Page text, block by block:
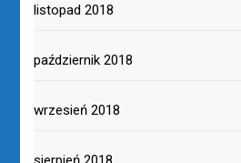
listopad 2018
październik 2018
wrzesień 2018